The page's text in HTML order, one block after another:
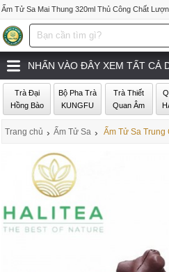
Ấm Tử Sa Mai Thung 320ml Thủ Công Chất
NHẤN VÀO ĐÂY XEM TẤT CẢ
Trà Đại
Hồng Bào
Bộ Pha Trà
KUNGFU
Trà Thiết
Quan Âm
Trang chủ › Ấm Tử Sa › Ấm Tử Sa Trung